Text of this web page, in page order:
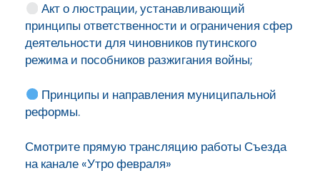
Акт о люстрации, устанавливающий
принципы ответственности и ограничения сфер
деятельности для чиновников путинского
режима и пособников разжигания войны;
Принципы и направления муниципальной
реформы.
Смотрите прямую трансляцию работы Съезда
на канале «Утро февраля»